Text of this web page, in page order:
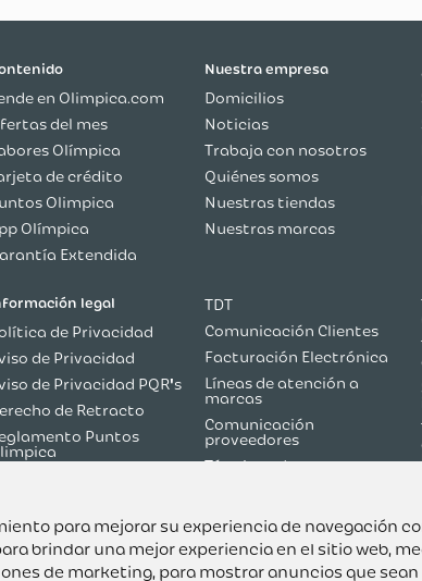
para mejorar su experiencia de navegación
brindar una mejor experiencia en el sitio web,
de marketing, para mostrar anuncios que
en Olimpica.com
del mes
Olímpica
de crédito
Olimpica
Olímpica
Extendida
Nuestra empresa
Domicilios
Noticias
Trabaja con nosotros
Quiénes somos
Nuestras tiendas
Nuestras marcas
legal
de Privacidad
de Privacidad
de Privacidad PQR's
de Retracto
Puntos
sobre TDT
TDT
Comunicación Clientes
Facturación Electrónica
Líneas de atención a
marcas
Comunicación
proveedores
Términos de
Flash Olímpica